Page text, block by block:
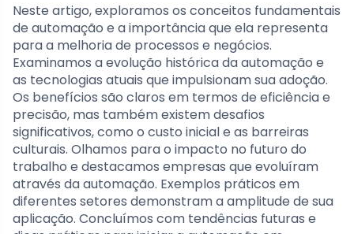
Neste artigo, exploramos os conceitos fundamentais
de automação e a importância que ela representa
para a melhoria de processos e negócios.
Examinamos a evolução histórica da automação e
as tecnologias atuais que impulsionam sua adoção.
Os benefícios são claros em termos de eficiência e
precisão, mas também existem desafios
significativos, como o custo inicial e as barreiras
culturais. Olhamos para o impacto no futuro do
trabalho e destacamos empresas que evoluíram
através da automação. Exemplos práticos em
diferentes setores demonstram a amplitude de sua
aplicação. Concluímos com tendências futuras e